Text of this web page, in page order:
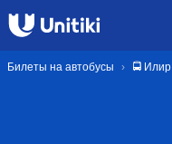
Билеты на автобусы 🚍 Илир